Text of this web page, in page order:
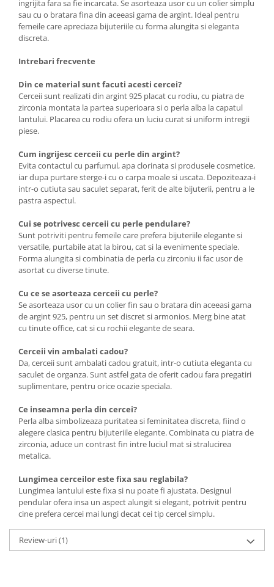
ingrijita fara sa fie incarcata. Se asorteaza usor cu un colier simplu
sau cu o bratara fina din aceeasi gama de argint. Ideal pentru
femeile care apreciaza bijuteriile cu forma alungita si eleganta
discreta.
Intrebari frecvente
Din ce material sunt facuti acesti cercei?
Cerceii sunt realizati din argint 925 placat cu rodiu, cu piatra de
zirconia montata la partea superioara si o perla alba la capatul
lantului. Placarea cu rodiu ofera un luciu curat si uniform intregii
piese.
Cum ingrijesc cerceii cu perle din argint?
Evita contactul cu parfumul, apa clorinata si produsele cosmetice,
iar dupa purtare sterge-i cu o carpa moale si uscata. Depoziteaza-i
intr-o cutiuta sau saculet separat, ferit de alte bijuterii, pentru a le
pastra aspectul.
Cui se potrivesc cerceii cu perle pendulare?
Sunt potriviti pentru femeile care prefera bijuteriile elegante si
versatile, purtabile atat la birou, cat si la evenimente speciale.
Forma alungita si combinatia de perla cu zirconiu ii fac usor de
asortat cu diverse tinute.
Cu ce se asorteaza cerceii cu perle?
Se asorteaza usor cu un colier fin sau o bratara din aceeasi gama
de argint 925, pentru un set discret si armonios. Merg bine atat
cu tinute office, cat si cu rochii elegante de seara.
Cerceii vin ambalati cadou?
Da, cerceii sunt ambalati cadou gratuit, intr-o cutiuta eleganta cu
saculet de organza. Sunt astfel gata de oferit cadou fara pregatiri
suplimentare, pentru orice ocazie speciala.
Ce inseamna perla din cercei?
Perla alba simbolizeaza puritatea si feminitatea discreta, fiind o
alegere clasica pentru bijuteriile elegante. Combinata cu piatra de
zirconia, aduce un contrast fin intre luciul mat si stralucirea
metalica.
Lungimea cerceilor este fixa sau reglabila?
Lungimea lantului este fixa si nu poate fi ajustata. Designul
pendular ofera insa un aspect alungit si elegant, potrivit pentru
cine prefera cercei mai lungi decat cei tip cercel simplu.
Review-uri(1)